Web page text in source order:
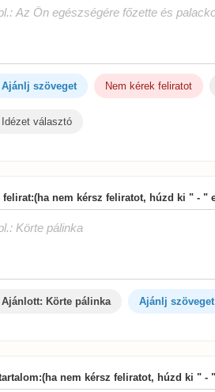
Ajánlj szöveget Nem kérek feliratot
Idézet választó
felirat:(ha nem kérsz feliratot, húzd ki " -
Ajánlott: Körte pálinka Ajánlj szöveget
nem kérsz feliratot, húzd ki "